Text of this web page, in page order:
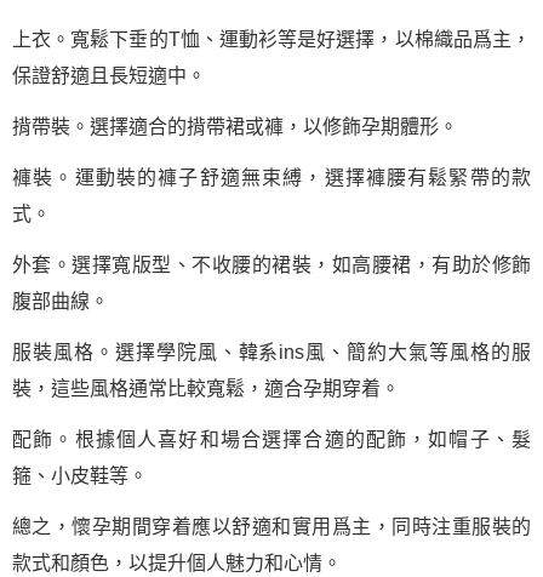
上衣。寬鬆下垂的T恤、運動衫等是好選擇，以棉織品爲主，
保證舒適且長短適中。
揹帶裝。選擇適合的揹帶裙或褲，以修飾孕期體形。
褲裝。運動裝的褲子舒適無束縛，選擇褲腰有鬆緊帶的款
式。
外套。選擇寬版型、不收腰的裙裝，如高腰裙，有助於修飾
腹部曲線。
服裝風格。選擇學院風、韓系ins風、簡約大氣等風格的服
裝，這些風格通常比較寬鬆，適合孕期穿着。
配飾。根據個人喜好和場合選擇合適的配飾，如帽子、髮
箍、小皮鞋等。
總之，懷孕期間穿着應以舒適和實用爲主，同時注重服裝的
款式和顏色，以提升個人魅力和心情。